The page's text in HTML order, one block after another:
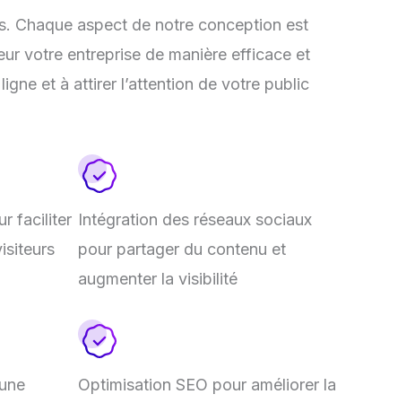
Chaque aspect de notre conception est
votre entreprise de manière efficace et
et à attirer l’attention de votre public
faciliter Intégration des réseaux sociaux
pour partager du contenu et
augmenter la visibilité
Optimisation SEO pour améliorer la